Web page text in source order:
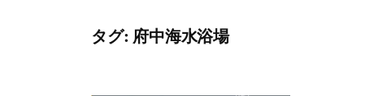
タグ:府中海水浴場